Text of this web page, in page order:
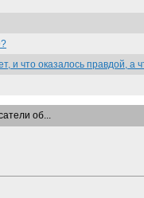
и что оказалось правдой, а
об...